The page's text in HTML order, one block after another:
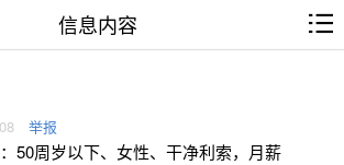
信息内容
举报
50周岁以下、女性、干净利索，月薪